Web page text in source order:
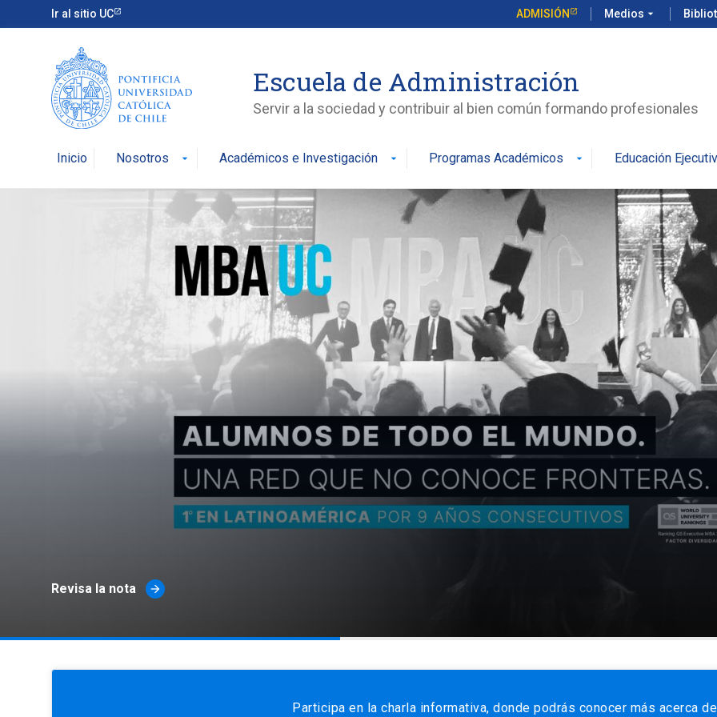
Ir al sitio UC ADMISIÓN Medios arrow_drop_down
Escuela de Administración
Servir a la sociedad y contribuir al bien común formando profesionales
Inicio Nosotros arrow_drop_down Académicos e Investigación arrow_drop_down Programas Académicos arrow_drop_down Educación
Revisa la nota arrow_forward
Participa en la charla informativa, donde podrás conocer más acerca